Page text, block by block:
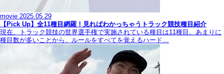
movie 2025.05.29
【Pick Up】全11種目網羅！見ればわかっちゃうトラック競技種目紹介
現在、トラック競技の世界選手権で実施されている種目は11種目。あまりに
種目数が多いことから、ルールをすべてを覚えるハード…